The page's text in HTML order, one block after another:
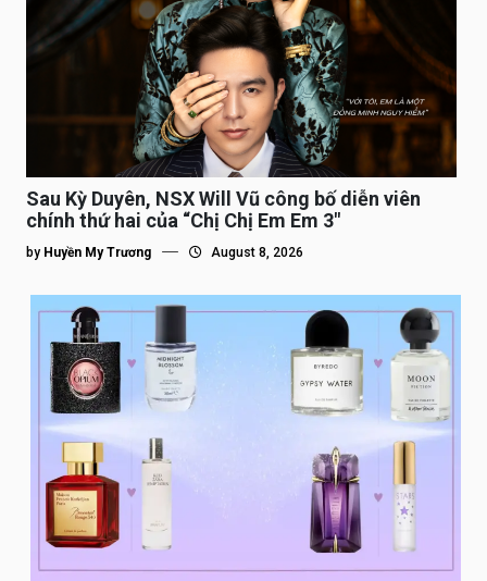
Sau Kỳ Duyên, NSX Will Vũ công bố diễn viên
chính thứ hai của “Chị Chị Em Em 3″
by Huyền My Trương August 8, 2026